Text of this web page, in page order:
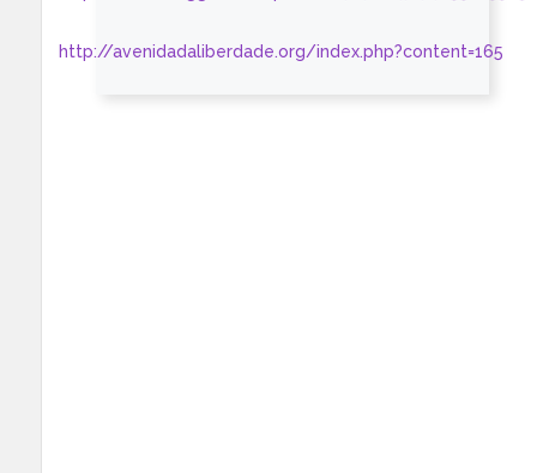
http://avenidadaliberdade.org/index.php?content=165